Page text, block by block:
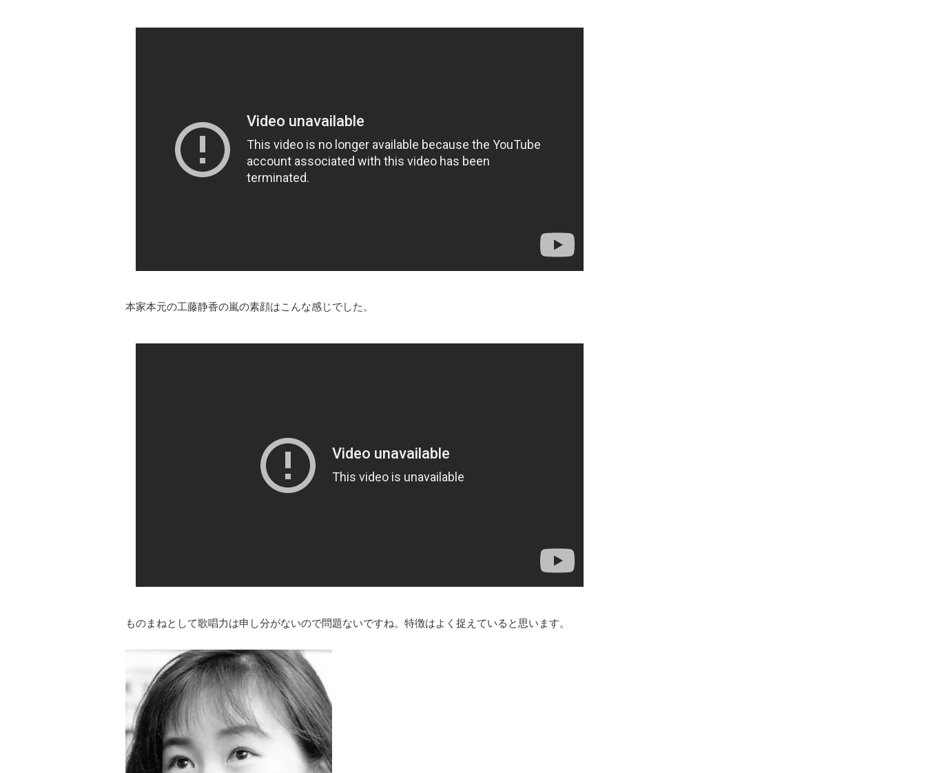
本家本元の工藤静香の嵐の素顔はこんな感じでした。
ものまねとして歌唱力は申し分がないので問題ないですね。特徴はよく捉えていると思います。